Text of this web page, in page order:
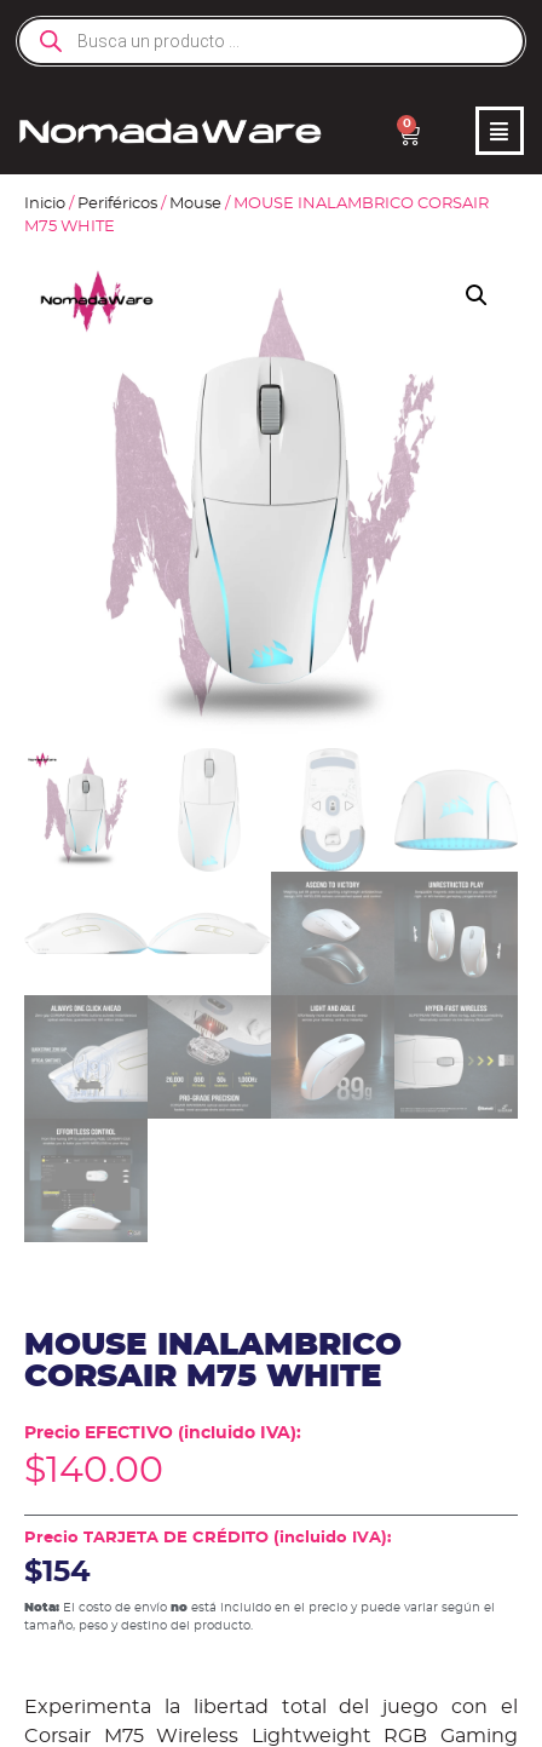
0
Inicio / Periféricos / Mouse / MOUSE INALAMBRICO CORSAIR
M75 WHITE
MOUSE INALAMBRICO
CORSAIR M75 WHITE
Precio EFECTIVO (incluido IVA):
$140.00
Precio TARJETA DE CRÉDITO (incluido IVA):
$154
Nota: El costo de envío no está incluido en el precio y puede variar según el
tamaño, peso y destino del producto.
Experimenta la libertad total del juego con el
Corsair M75 Wireless Lightweight RGB Gaming